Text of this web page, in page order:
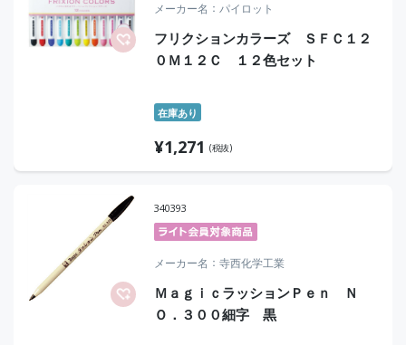
メーカー名 パイロット
フリクションカラーズ ＳＦＣ１２
０Ｍ１２Ｃ １２色セット
在庫あり
¥1,271 (税抜)
340393
メーカー名 寺西化学工業
ＭａｇｉｃラッションＰｅｎ Ｎ
Ｏ．３００細字 黒